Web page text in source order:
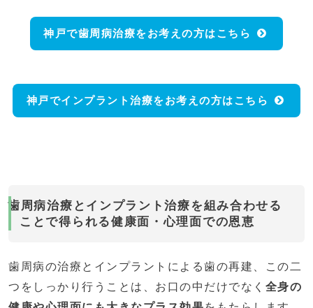
神戸で歯周病治療をお考えの方はこちら
神戸でインプラント治療をお考えの方はこちら
歯周病治療とインプラント治療を組み合わせる
ことで得られる健康面・心理面での恩恵
歯周病の治療とインプラントによる歯の再建、この二
つをしっかり行うことは、お口の中だけでなく 全身の